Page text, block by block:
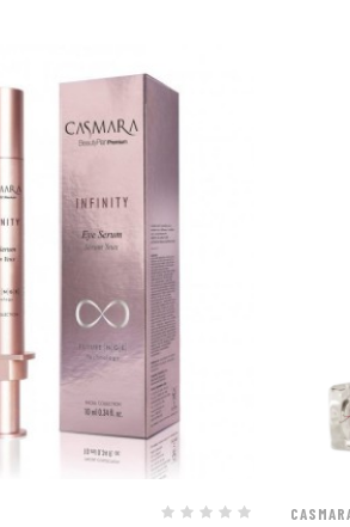
la synthèse des substances de
cutané (barrière naturelle de la
énergise et revitalise